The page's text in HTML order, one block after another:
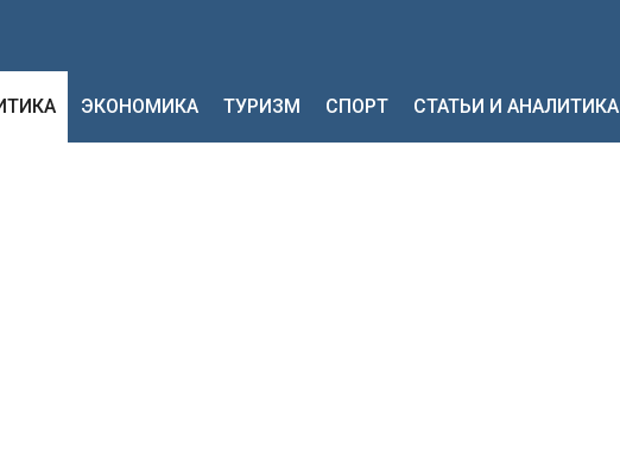
ЭКОНОМИКА ТУРИЗМ СПОРТ СТАТЬИ И АНАЛИТИКА